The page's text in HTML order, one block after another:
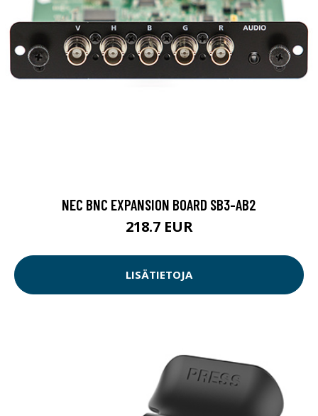
NEC BNC EXPANSION BOARD SB3-AB2
218.7 EUR
LISÄTIETOJA